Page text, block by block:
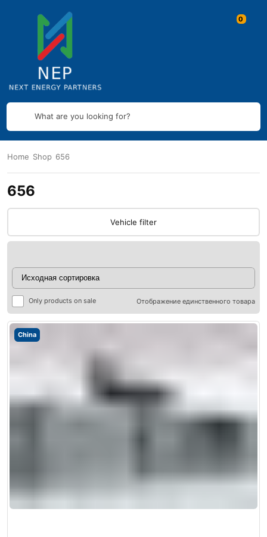
What are you looking for?
Home Shop 656
656
Vehicle filter
Only products on sale Отображение единственного товара
China